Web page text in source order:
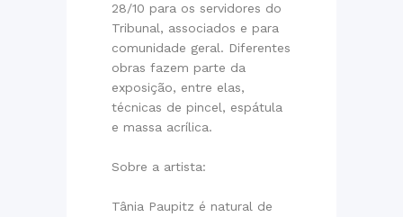
28/10 para os servidores do
Tribunal, associados e para
comunidade geral. Diferentes
obras fazem parte da
exposição, entre elas,
técnicas de pincel, espátula
e massa acrílica.
Sobre a artista:
Tânia Paupitz é natural de